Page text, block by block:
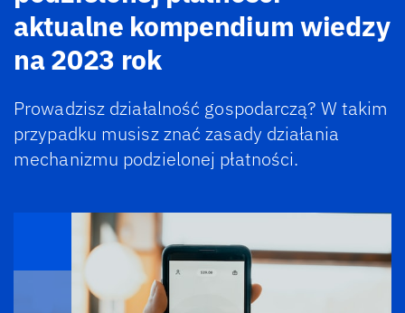
aktualne kompendium wiedzy
na 2023 rok
Prowadzisz działalność gospodarczą? W takim
przypadku musisz znać zasady działania
mechanizmu podzielonej płatności.